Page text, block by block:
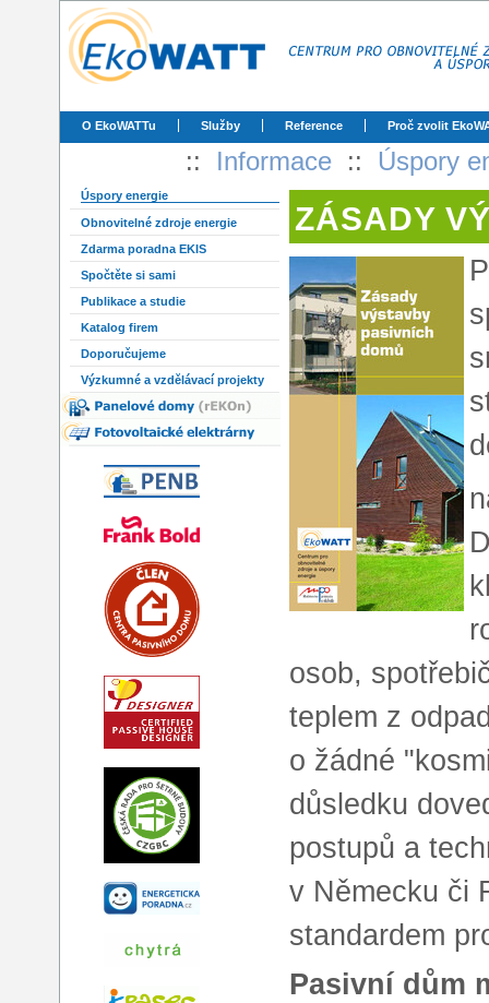
O EkoWATTu Služby Reference Proč zvolit
:: Informace :: Úspory
Úspory energie
Obnovitelné zdroje energie
Zdarma poradna EKIS
Spočtěte si sami
Publikace a studie
Katalog firem
Doporučujeme
Výzkumné a vzdělávací projekty
ZÁSADY
osob,
teplem z
o žádné
důsledku
postupů a
v Německu či
standardem
Pasivní dům